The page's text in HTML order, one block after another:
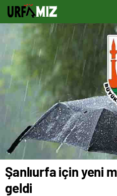
Şanlıurfa için yeni
geldi